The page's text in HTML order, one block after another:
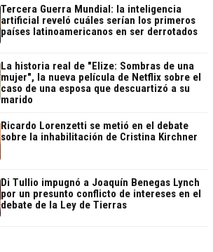
Tercera Guerra Mundial: la inteligencia
artificial reveló cuáles serían los primeros
países latinoamericanos en ser derrotados
La historia real de "Elize: Sombras de una
mujer", la nueva película de Netflix sobre el
caso de una esposa que descuartizó a su
marido
Ricardo Lorenzetti se metió en el debate
sobre la inhabilitación de Cristina Kirchner
Di Tullio impugnó a Joaquín Benegas Lynch
por un presunto conflicto de intereses en el
debate de la Ley de Tierras